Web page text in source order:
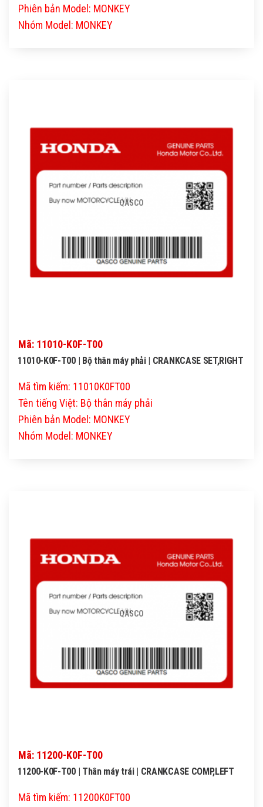
Phiên bản Model: MONKEY
Nhóm Model: MONKEY
QASCO
Mã: 11010-K0F-T00
11010-K0F-T00 | Bộ thân máy phải | CRANKCASE SET,RIGHT
Mã tìm kiếm: 11010K0FT00
Tên tiếng Việt: Bộ thân máy phải
Phiên bản Model: MONKEY
Nhóm Model: MONKEY
QASCO
Mã: 11200-K0F-T00
11200-K0F-T00 | Thân máy trái | CRANKCASE COMP,LEFT
Mã tìm kiếm: 11200K0FT00